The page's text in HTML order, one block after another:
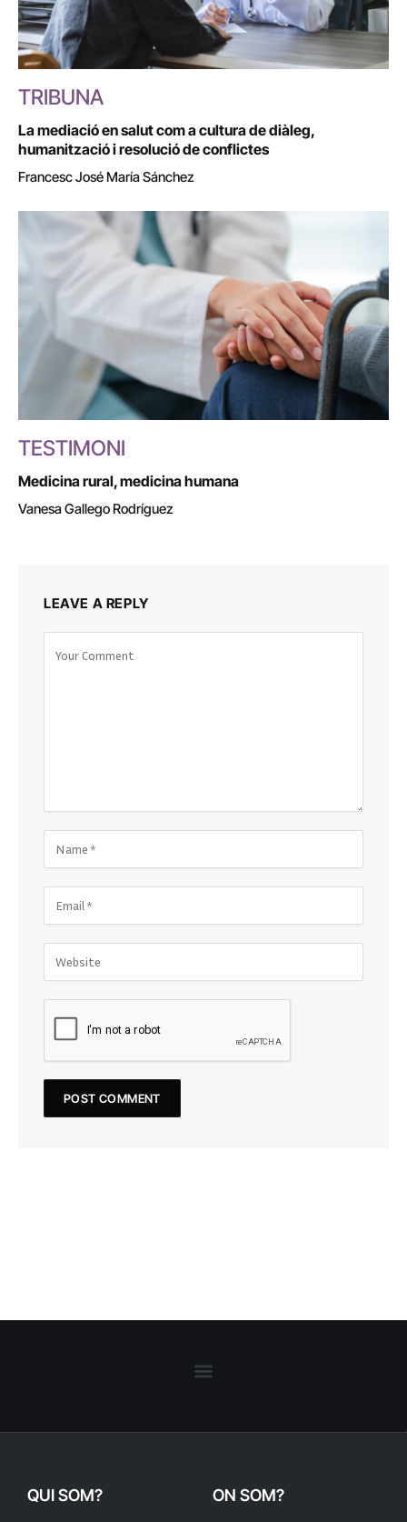
TRIBUNA
La mediació en salut com a cultura de diàleg,
humanització i resolució de conflictes
Francesc José María Sánchez
TESTIMONI
Medicina rural, medicina humana
Vanesa Gallego Rodríguez
LEAVE A REPLY
QUI SOM? ON SOM?